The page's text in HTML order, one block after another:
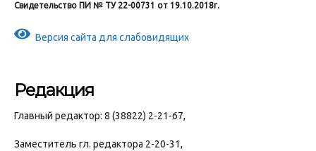
Свидетельство ПИ № ТУ 22-00731 от 19.10.2018г.
Версия сайта для слабовидящих
Редакция
Главный редактор: 8 (38822) 2-21-67,
Заместитель гл. редактора 2-20-31,